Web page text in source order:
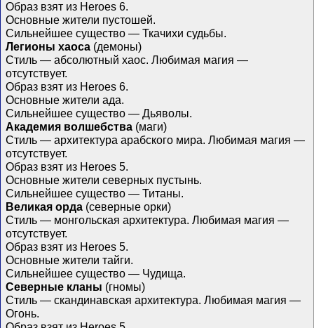
Образ взят из Heroes 6.
Основные жители пустошей.
Сильнейшее существо — Ткачихи судьбы.
Легионы хаоса (демоны)
Стиль — абсолютный хаос. Любимая магия —
отсутствует.
Образ взят из Heroes 6.
Основные жители ада.
Сильнейшее существо — Дьяволы.
Академия волшебства (маги)
Стиль — архитектура арабского мира. Любимая магия —
отсутствует.
Образ взят из Heroes 5.
Основные жители северных пустынь.
Сильнейшее существо — Титаны.
Великая орда (северные орки)
Стиль — монгольская архитектура. Любимая магия —
отсутствует.
Образ взят из Heroes 5.
Основные жители тайги.
Сильнейшее существо — Чудища.
Северные кланы (гномы)
Стиль — скандинавская архитектура. Любимая магия —
Огонь.